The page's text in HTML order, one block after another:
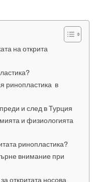
на открита
ринопластика в
и след в Турция
и физиологията
ринопластика?
внимание при
откритата носова